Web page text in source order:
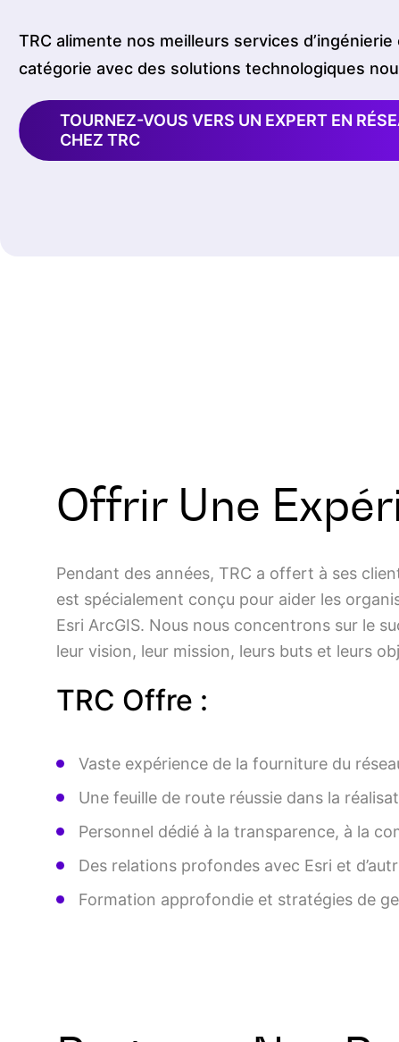
TRC alimente nos meilleurs services
catégorie avec des solutions technologiques
TOURNEZ-VOUS VERS UN EXPERT EN
CHEZ TRC
Offrir Une
Pendant des années, TRC a offert à ses
est spécialement conçu pour aider les
Esri ArcGIS. Nous nous concentrons sur le
leur vision, leur mission, leurs buts et leurs
TRC Offre :
Vaste expérience de la fourniture du
Une feuille de route réussie dans la
Personnel dédié à la transparence, à la
Des relations profondes avec Esri et
Formation approfondie et stratégies de